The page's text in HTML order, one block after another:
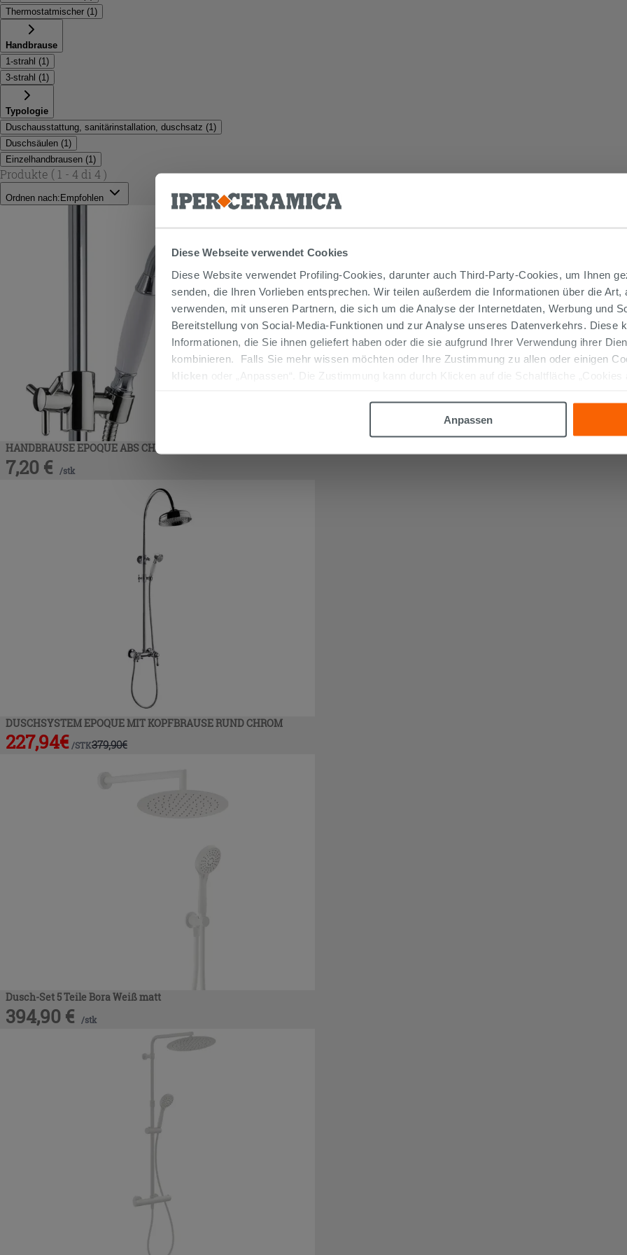
Diese Webseite verwendet Cookies
Diese Website verwendet Profiling-Cookies, darunter auch Third-Party-Cookies, um Ihnen
senden, die Ihren Vorlieben entsprechen. Wir teilen außerdem die Informationen über die
verwenden, mit unseren Partnern, die sich um die Analyse der Internetdaten, Werbung und
Bereitstellung von Social-Media-Funktionen und zur Analyse unseres Datenverkehrs. Diese
Informationen, die Sie ihnen geliefert haben oder die sie aufgrund Ihrer Verwendung ihrer
kombinieren. Falls Sie mehr wissen möchten oder Ihre Zustimmung zu allen oder einigen
klicken
oder „Anpassen“. Die Zustimmung kann durch Klicken auf die Schaltfläche „Cookies
Anpassen
Thermostatmischer (1 )
Handbrause
1-strahl (1 )
3-strahl (1 )
Typologie
Duschausstattung, sanitärinstallation, duschsatz (1 )
Duschsäulen (1 )
Einzelhandbrausen (1 )
Produkte ( 1 - 4 di 4 )
Ordnen nach: Empfohlen
HANDBRAUSE EPOQUE ABS CHROM
7,20 € /stk
DUSCHSYSTEM EPOQUE MIT KOPFBRAUSE RUND CHROM
227,94€ /STK379,90€
Dusch-Set 5 Teile Bora Weiß matt
394,90 € /stk